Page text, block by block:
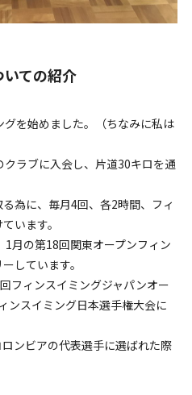
紹介
要項
ュース
合わせ
ての紹介
を始めました。（ちなみに私は
ラブに入会し、片道30キロを通
為に、毎月4回、各2時間、フィ
います。
月の第18回関東オープンフィン
しています。
フィンスイミングジャパンオー
ンスイミング日本選手権大会に
ンビアの代表選手に選ばれた際